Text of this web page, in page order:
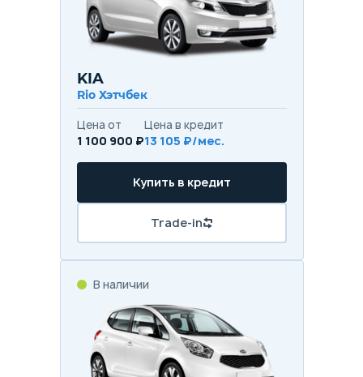
KIA
Rio Хэтчбек
Цена от
1 100 900 ₽
Цена в кредит
13 105 ₽/мес.
Купить в кредит
Trade-in
В наличии